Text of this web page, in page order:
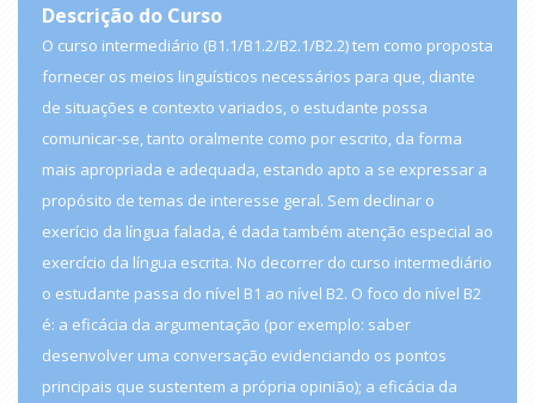
Descrição do Curso
O curso intermediário (B1.1/B1.2/B2.1/B2.2) tem como proposta
fornecer os meios linguísticos necessários para que, diante
de situações e contexto variados, o estudante possa
comunicar-se, tanto oralmente como por escrito, da forma
mais apropriada e adequada, estando apto a se expressar a
propósito de temas de interesse geral. Sem declinar o
exerício da língua falada, é dada também atenção especial ao
exercício da língua escrita. No decorrer do curso intermediário
o estudante passa do nível B1 ao nível B2. O foco do nível B2
é: a eficácia da argumentação (por exemplo: saber
desenvolver uma conversação evidenciando os pontos
principais que sustentem a própria opinião); a eficácia da